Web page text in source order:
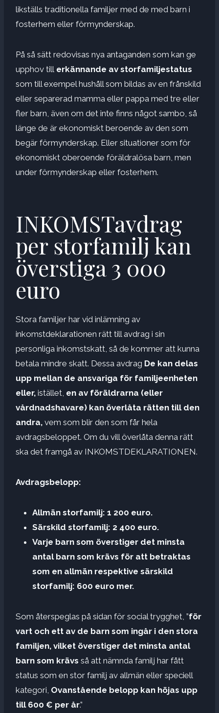
likställs traditionella familjer med de med barn i
fosterhem eller förmynderskap.
På så sätt redovisas nya antaganden som kan ge
upphov till erkännande av storfamiljestatus
som till exempel hushåll som bildas av en frånskild
eller separerad mamma eller pappa med tre eller
fler barn, även om det inte finns något sambo, så
länge de är ekonomiskt beroende av den som
begär förmynderskap. Eller situationer som för
ekonomiskt oberoende föräldralösa barn, men
under förmynderskap eller fosterhem.
INKOMSTavdrag
per storfamilj kan
överstiga 3 000
euro
Stora familjer har vid inlämning av
inkomstdeklarationen rätt till avdrag i sin
personliga inkomstskatt, så de kommer att kunna
betala mindre skatt. Dessa avdrag De kan delas
upp mellan de ansvariga för familjeenheten
eller, istället, en av föräldrarna (eller
vårdnadshavare) kan överlåta rätten till den
andra, vem som blir den som får hela
avdragsbeloppet. Om du vill överlåta denna rätt
ska det framgå av INKOMSTDEKLARATIONEN.
Avdragsbelopp:
Allmän storfamilj: 1 200 euro.
Särskild storfamilj: 2 400 euro.
Varje barn som överstiger det minsta
antal barn som krävs för att betraktas
som en allmän respektive särskild
storfamilj: 600 euro mer.
Som återspeglas på sidan för social trygghet, ”för
vart och ett av de barn som ingår i den stora
familjen, vilket överstiger det minsta antal
barn som krävs så att nämnda familj har fått
status som en stor familj av allmän eller speciell
kategori, Ovanstående belopp kan höjas upp
till 600 € per år.”